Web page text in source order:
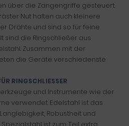
über die Zangengriffe gesteuert.
Nut halten auch kleinere
Drähte und sind so für feine
sind die Ringschließer aus
Zusammen mit der
die Geräte verschiedenste
RINGSCHLIESSER
und Instrumente wie der
verwendet. Edelstahl ist das
Robustheit und